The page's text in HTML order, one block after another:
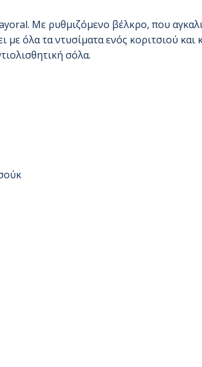
Με ρυθμιζόμενο βέλκρο, που
με όλα τα ντυσίματα ενός κοριτσιού
σόλα.